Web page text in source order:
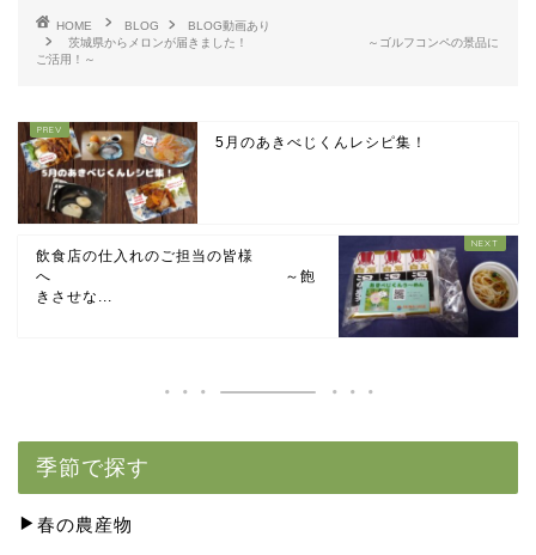
HOME BLOG
BLOG動画あり
茨城県からメロンが届きました！ ～ゴルフコンペの景品に
ご活用！～
5月のあきべじくんレシピ集！
飲食店の仕入れのご担当の皆様
へ ～飽
きさせな...
季節で探す
春の農産物